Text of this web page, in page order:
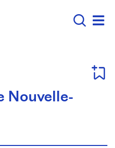
navigation -
Nouvelle-